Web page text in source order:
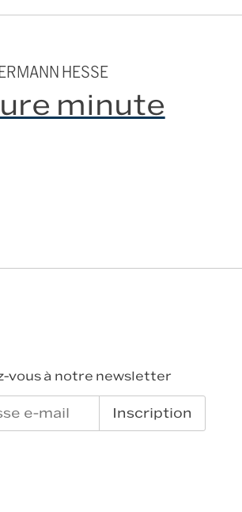
HESSE
minute
vous à notre newsletter
Inscription